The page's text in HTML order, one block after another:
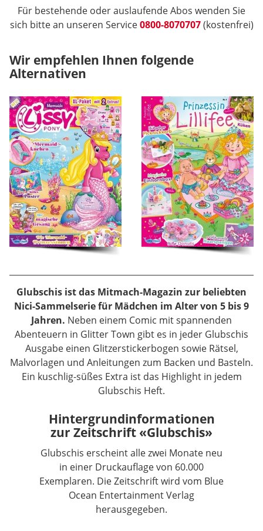
Für bestehende oder auslaufende Abos wenden Sie
sich bitte an unseren Service0800-8070707 (kostenfrei)
Wir empfehlen Ihnen folgende
Alternativen
Glubschis ist das Mitmach-Magazin zur beliebten
Nici-Sammelserie für Mädchen im Alter von 5 bis 9
Jahren. Neben einem Comic mit spannenden
Abenteuern in Glitter Town gibt es in jeder Glubschis
Ausgabe einen Glitzerstickerbogen sowie Rätsel,
Malvorlagen und Anleitungen zum Backen und Basteln.
Ein kuschlig-süßes Extra ist das Highlight in jedem
Glubschis Heft.
Hintergrundinformationen
zur Zeitschrift «Glubschis»
Glubschis erscheint alle zwei Monate neu
in einer Druckauflage von 60.000
Exemplaren. Die Zeitschrift wird vom Blue
Ocean Entertainment Verlag
herausgegeben.